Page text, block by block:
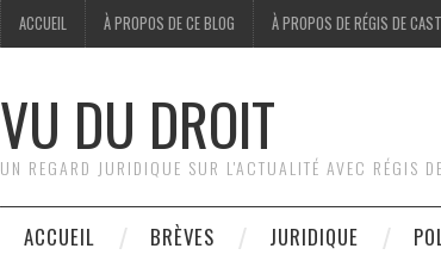
ACCUEIL À PROPOS DE CE BLOG À PROPOS DE RÉGIS DE
VU DU DROIT
UN REGARD JURIDIQUE SUR L'ACTUALITÉ AVEC RÉGIS
ACCUEIL BRÈVES JURIDIQUE